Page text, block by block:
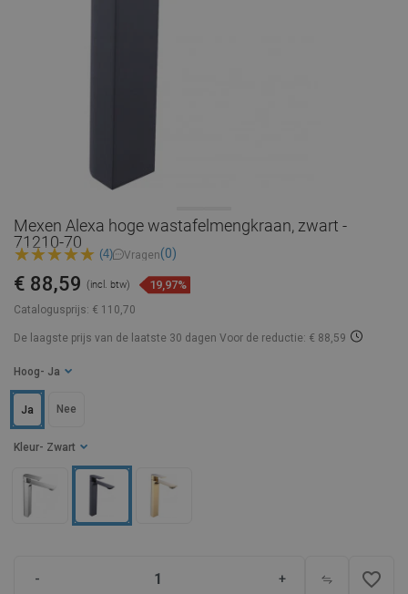
Mexen Alexa hoge wastafelmengkraan, zwart -
71210-70
(4) Vragen(0)
Catalogusprijs: € 110,70
€ 88,59 (incl. btw) 19,97%
De laagste prijs van de laatste 30 dagen Voor de reductie: € 88,59
Kleur - Zwart
Hoog - Ja
Ja Nee
- + favorite_border